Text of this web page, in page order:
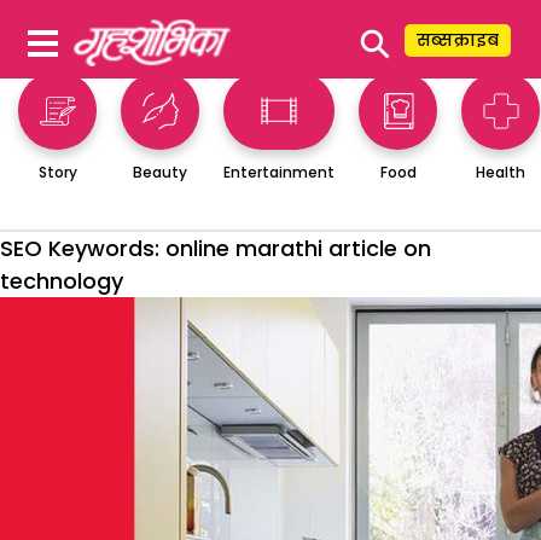
⚲ सब्सक्राइब
Story Beauty Entertainment Food Health
SEO Keywords: online marathi article on
technology